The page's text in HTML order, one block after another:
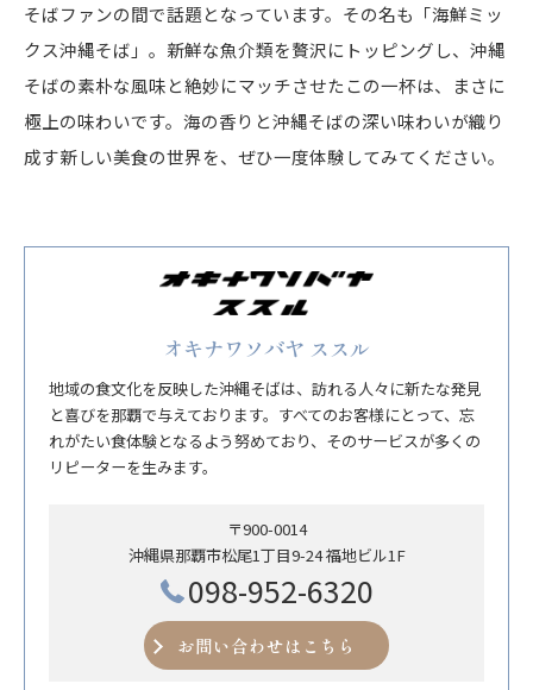
そばファンの間で話題となっています。その名も「海鮮ミッ
クス沖縄そば」。新鮮な魚介類を贅沢にトッピングし、沖縄
そばの素朴な風味と絶妙にマッチさせたこの一杯は、まさに
極上の味わいです。海の香りと沖縄そばの深い味わいが織り
成す新しい美食の世界を、ぜひ一度体験してみてください。
オキナワソバヤ ススル
地域の食文化を反映した沖縄そばは、訪れる人々に新たな発見
と喜びを那覇で与えております。すべてのお客様にとって、忘
れがたい食体験となるよう努めており、そのサービスが多くの
リピーターを生みます。
〒900-0014
沖縄県那覇市松尾1丁目9-24 福地ビル1F
098-952-6320
お問い合わせはこちら